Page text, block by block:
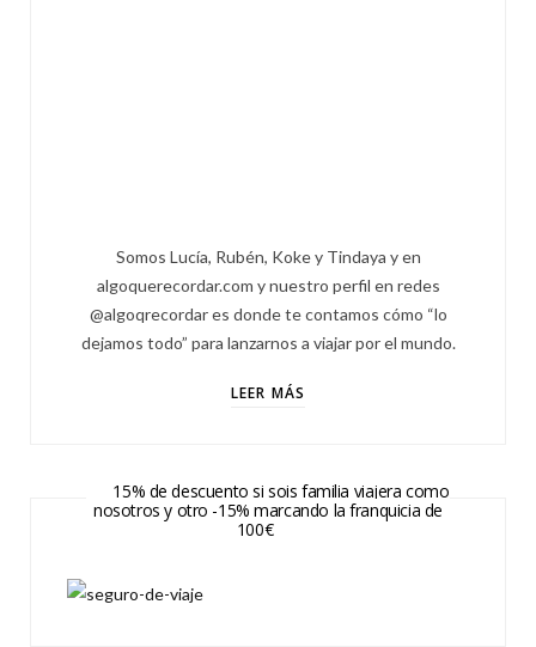
Somos Lucía, Rubén, Koke y Tindaya y en
algoquerecordar.com y nuestro perfil en redes
@algoqrecordar es donde te contamos cómo “lo
dejamos todo” para lanzarnos a viajar por el mundo.
LEER MÁS
15% de descuento si sois familia viajera como
nosotros y otro -15% marcando la franquicia de
100€